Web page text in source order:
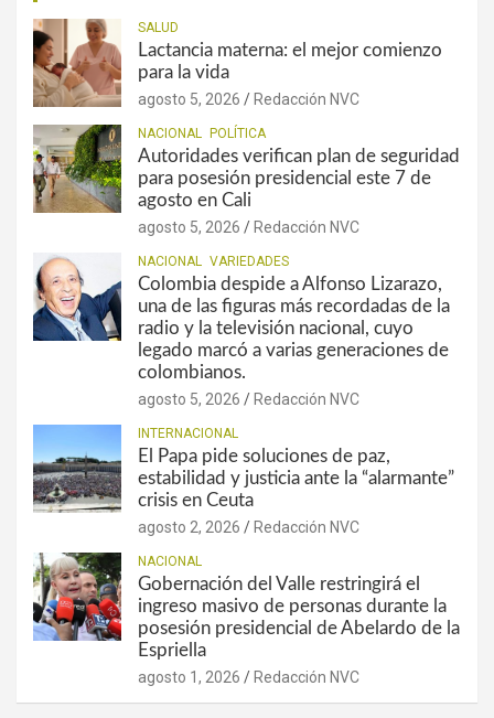
SALUD
Lactancia materna: el mejor comienzo
para la vida
agosto 5, 2026 Redacción NVC
NACIONAL POLÍTICA
Autoridades verifican plan de seguridad
para posesión presidencial este 7 de
agosto en Cali
agosto 5, 2026 Redacción NVC
NACIONAL VARIEDADES
Colombia despide a Alfonso Lizarazo,
una de las figuras más recordadas de la
radio y la televisión nacional, cuyo
legado marcó a varias generaciones de
colombianos.
agosto 5, 2026 Redacción NVC
INTERNACIONAL
El Papa pide soluciones de paz,
estabilidad y justicia ante la “alarmante”
crisis en Ceuta
agosto 2, 2026 Redacción NVC
NACIONAL
Gobernación del Valle restringirá el
ingreso masivo de personas durante la
posesión presidencial de Abelardo de la
Espriella
agosto 1, 2026 Redacción NVC